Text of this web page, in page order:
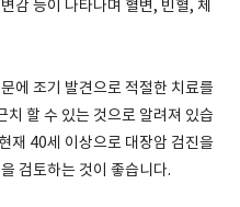
감 등이 나타나며 혈변, 빈혈, 체
에 조기 발견으로 적절한 치료를
할 수 있는 것으로 알려져 있습
재 40세 이상으로 대장암 검진을
검토하는 것이 좋습니다.